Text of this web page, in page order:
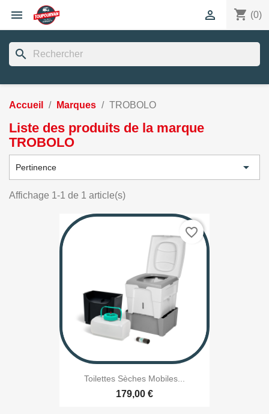
 shopping_cart (0)

search
Accueil Marques TROBOLO
Liste des produits de la marque
TROBOLO
Pertinence 
Affichage 1-1 de 1 article(s)
Toilettes Sèches Mobiles...
179,00 €
favorite_border